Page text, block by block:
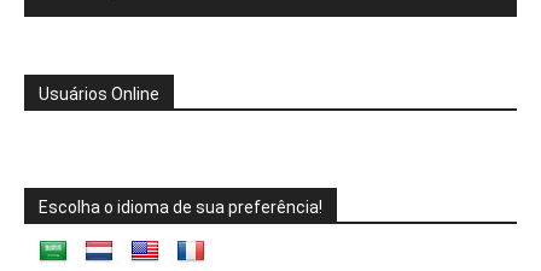
Usuários Online
Escolha o idioma de sua preferência!